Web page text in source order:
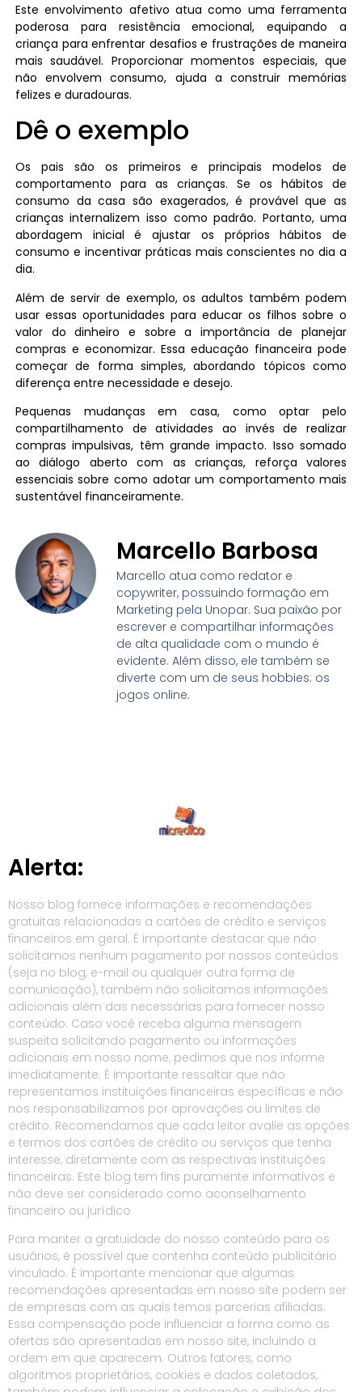
Este envolvimento afetivo atua como uma ferramenta
poderosa para resistência emocional, equipando a
criança para enfrentar desafios e frustrações de maneira
mais saudável. Proporcionar momentos especiais, que
não envolvem consumo, ajuda a construir memórias
felizes e duradouras.
Dê o exemplo
Os pais são os primeiros e principais modelos de
comportamento para as crianças. Se os hábitos de
consumo da casa são exagerados, é provável que as
crianças internalizem isso como padrão. Portanto, uma
abordagem inicial é ajustar os próprios hábitos de
consumo e incentivar práticas mais conscientes no dia a
dia.
Além de servir de exemplo, os adultos também podem
usar essas oportunidades para educar os filhos sobre o
valor do dinheiro e sobre a importância de planejar
compras e economizar. Essa educação financeira pode
começar de forma simples, abordando tópicos como
diferença entre necessidade e desejo.
Pequenas mudanças em casa, como optar pelo
compartilhamento de atividades ao invés de realizar
compras impulsivas, têm grande impacto. Isso somado
ao diálogo aberto com as crianças, reforça valores
essenciais sobre como adotar um comportamento mais
sustentável financeiramente.
Marcello Barbosa
Marcello atua como redator e
copywriter, possuindo formação em
Marketing pela Unopar. Sua paixão por
escrever e compartilhar informações
de alta qualidade com o mundo é
evidente. Além disso, ele também se
diverte com um de seus hobbies: os
jogos online.
Alerta:
Nosso blog fornece informações e recomendações
gratuitas relacionadas a cartões de crédito e serviços
financeiros em geral. É importante destacar que não
solicitamos nenhum pagamento por nossos conteúdos
(seja no blog, e-mail ou qualquer outra forma de
comunicação), também não solicitamos informações
adicionais além das necessárias para fornecer nosso
conteúdo. Caso você receba alguma mensagem
suspeita solicitando pagamento ou informações
adicionais em nosso nome, pedimos que nos informe
imediatamente. É importante ressaltar que não
representamos instituições financeiras específicas e não
nos responsabilizamos por aprovações ou limites de
crédito. Recomendamos que cada leitor avalie as opções
e termos dos cartões de crédito ou serviços que tenha
interesse, diretamente com as respectivas instituições
financeiras. Este blog tem fins puramente informativos e
não deve ser considerado como aconselhamento
financeiro ou jurídico
Para manter a gratuidade do nosso conteúdo para os
usuários, é possível que contenha conteúdo publicitário
vinculado. É importante mencionar que algumas
recomendações apresentadas em nosso site podem ser
de empresas com as quais temos parcerias afiliadas.
Essa compensação pode influenciar a forma como as
ofertas são apresentadas em nosso site, incluindo a
ordem em que aparecem. Outros fatores, como
algoritmos proprietários, cookies e dados coletados,